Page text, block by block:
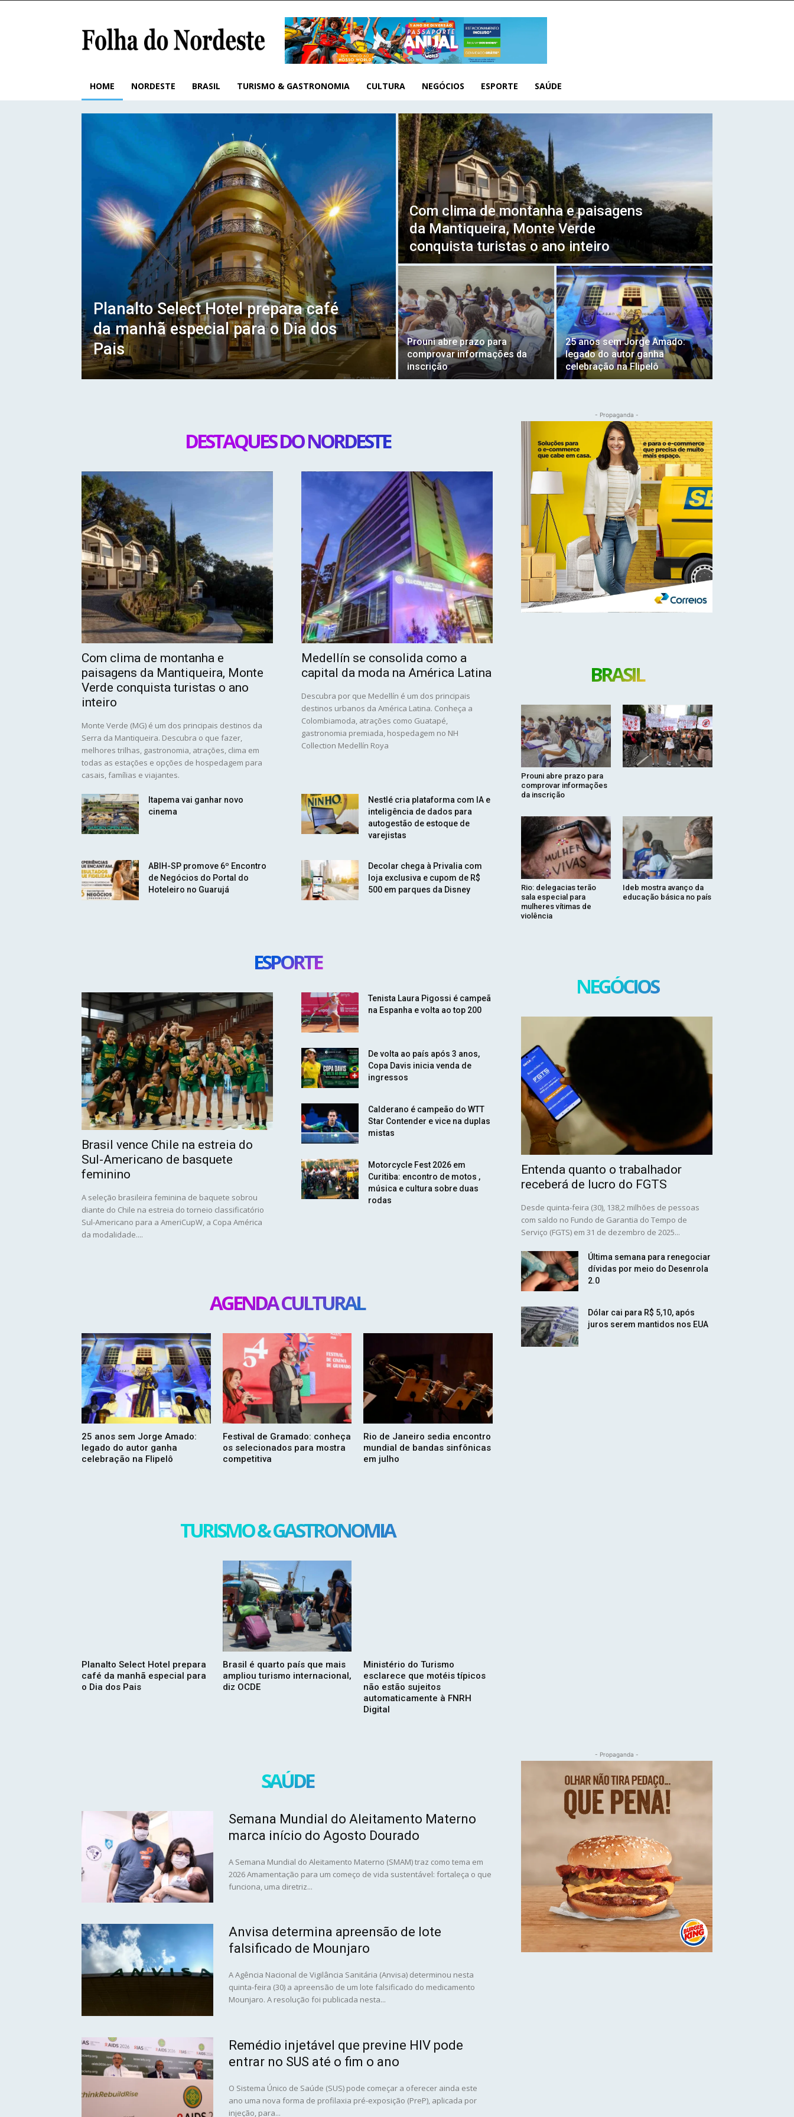
HOME NORDESTE BRASIL TURISMO & GASTRONOMIA CULTURA NEGÓCIOS ESPORTE SAÚDE
Planalto Select Hotel prepara café
da manhã especial para o Dia dos
Pais
Com clima de montanha e paisagens
da Mantiqueira, Monte Verde
conquista turistas o ano inteiro
Prouni abre prazo para
comprovar informações da
inscrição
25 anos sem Jorge Amado:
legado do autor ganha
celebração na Flipelô
DESTAQUES DO NORDESTE
Com clima de montanha e
paisagens da Mantiqueira, Monte
Verde conquista turistas o ano
inteiro
Monte Verde (MG) é um dos principais destinos da
Serra da Mantiqueira. Descubra o que fazer,
melhores trilhas, gastronomia, atrações, clima em
todas as estações e opções de hospedagem para
casais, famílias e viajantes.
Medellín se consolida como a
capital da moda na América Latina
Descubra por que Medellín é um dos principais
destinos urbanos da América Latina. Conheça a
Colombiamoda, atrações como Guatapé,
gastronomia premiada, hospedagem no NH
Collection Medellín Roya
Itapema vai ganhar novo
cinema
Nestlé cria plataforma com IA e
inteligência de dados para
autogestão de estoque de
varejistas
ABIH-SP promove 6º Encontro
de Negócios do Portal do
Hoteleiro no Guarujá
Decolar chega à Privalia com
loja exclusiva e cupom de R$
500 em parques da Disney
ESPORTE
Brasil vence Chile na estreia do
Sul-Americano de basquete
feminino
A seleção brasileira feminina de baquete sobrou
diante do Chile na estreia do torneio classificatório
Sul-Americano para a AmeriCupW, a Copa América
da modalidade....
Tenista Laura Pigossi é campeã
na Espanha e volta ao top 200
De volta ao país após 3 anos,
Copa Davis inicia venda de
ingressos
Calderano é campeão do WTT
Star Contender e vice na duplas
mistas
Motorcycle Fest 2026 em
Curitiba: encontro de motos ,
música e cultura sobre duas
rodas
AGENDA CULTURAL
25 anos sem Jorge Amado:
legado do autor ganha
celebração na Flipelô
Festival de Gramado: conheça
os selecionados para mostra
competitiva
Rio de Janeiro sedia encontro
mundial de bandas sinfônicas
em julho
TURISMO & GASTRONOMIA
Planalto Select Hotel prepara
café da manhã especial para
o Dia dos Pais
Brasil é quarto país que mais
ampliou turismo internacional,
diz OCDE
Ministério do Turismo
esclarece que motéis típicos
não estão sujeitos
automaticamente à FNRH
Digital
- Propaganda -
BRASIL
Prouni abre prazo para
comprovar informações
da inscrição
Rio: delegacias terão
sala especial para
mulheres vítimas de
violência
Ideb mostra avanço da
educação básica no país
NEGÓCIOS
Entenda quanto o trabalhador
receberá de lucro do FGTS
Desde quinta-feira (30), 138,2 milhões de pessoas
com saldo no Fundo de Garantia do Tempo de
Serviço (FGTS) em 31 de dezembro de 2025...
Última semana para renegociar
dívidas por meio do Desenrola
2.0
Dólar cai para R$ 5,10, após
juros serem mantidos nos EUA
SAÚDE
Semana Mundial do Aleitamento Materno
marca início do Agosto Dourado
A Semana Mundial do Aleitamento Materno (SMAM) traz como tema em
2026 Amamentação para um começo de vida sustentável: fortaleça o que
funciona, uma diretriz...
Anvisa determina apreensão de lote
falsificado de Mounjaro
A Agência Nacional de Vigilância Sanitária (Anvisa) determinou nesta
quinta-feira (30) a apreensão de um lote falsificado do medicamento
Mounjaro. A resolução foi publicada nesta...
Remédio injetável que previne HIV pode
entrar no SUS até o fim o ano
O Sistema Único de Saúde (SUS) pode começar a oferecer ainda este
ano uma nova forma de profilaxia pré-exposição (PreP), aplicada por
injeção, para...
- Propaganda -